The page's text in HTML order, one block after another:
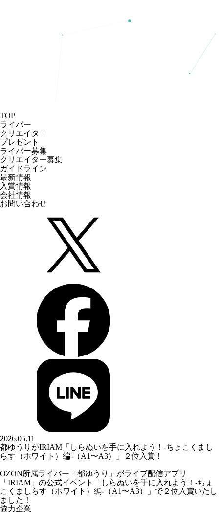
TOP
ライバー
クリエイター
プレゼント
ライバー募集
クリエイター募集
ガイドライン
最新情報
入賞情報
会社情報
お問い合わせ
2026.05.11
都ゆうりがIRIAM「しらぬいを手に入れよう！-ちょこくまし
らす（ホワイト）編-（A1〜A3）」２位入賞！
OZON所属ライバー「 都ゆうり 」がライブ配信アプリ
「IRIAM」の公式イベント「しらぬいを手に入れよう！-ちょ
こくましらす（ホワイト）編-（A1〜A3）」で２位入賞いたし
ました！
協力企業